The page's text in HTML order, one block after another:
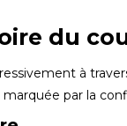
du
à
par la